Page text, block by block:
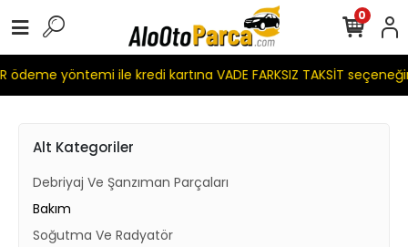
ödeme yöntemi ile kredi kartına VADE FARKSIZ TAKSİT
0
Alt Kategoriler
Debriyaj Ve Şanzıman Parçaları
Bakım
Soğutma Ve Radyatör